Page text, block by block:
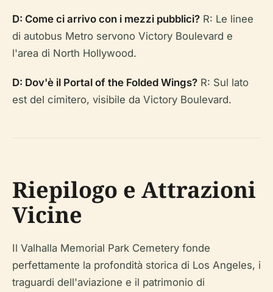
D: Come ci arrivo con i mezzi pubblici? R: Le linee
di autobus Metro servono Victory Boulevard e
l'area di North Hollywood.
D: Dov'è il Portal of the Folded Wings? R: Sul lato
est del cimitero, visibile da Victory Boulevard.
Riepilogo e Attrazioni
Vicine
Il Valhalla Memorial Park Cemetery fonde
perfettamente la profondità storica di Los Angeles, i
traguardi dell'aviazione e il patrimonio di